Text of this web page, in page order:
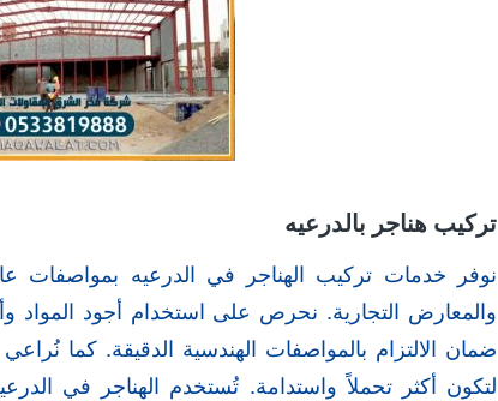
تركيب هناجر بالدرعيه
نوفر خدمات تركيب الهناجر في الدرعيه بمواصفات
والمعارض التجارية. نحرص على استخدام أجود المواد
ضمان الالتزام بالمواصفات الهندسية الدقيقة. كما نُراعي
لتكون أكثر تحملاً واستدامة. تُستخدم الهناجر في